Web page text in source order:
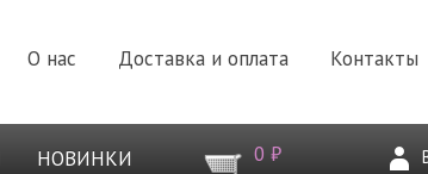
О нас Доставка и оплата Контакты
НОВИНКИ 0 ₽